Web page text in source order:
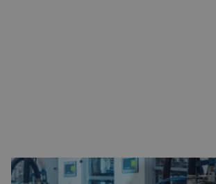
COMPACT MOTION CONTROL DESIGN MET